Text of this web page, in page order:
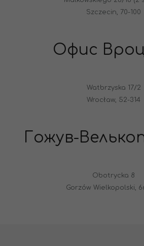
Szczecin, 70-100
Офис
Watbrzyska 17/2
Wrocław, 52-314
Гожув-
Obotrycka 8
Gorzów Wielkopolski,